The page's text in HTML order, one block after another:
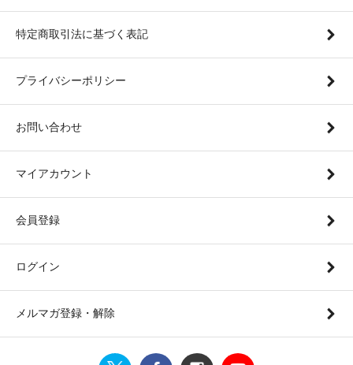
特定商取引法に基づく表記
プライバシーポリシー
お問い合わせ
マイアカウント
会員登録
ログイン
メルマガ登録・解除